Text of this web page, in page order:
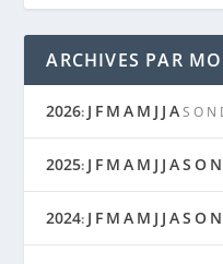
ARCHIVES PAR
2026: J F M A M J J A S O N
2025: J F M A M J J AS O N
2024: J F M A M J J AS O N